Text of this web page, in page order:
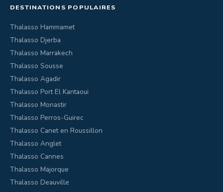
DESTINATIONS POPULAIRES
Thalasso Hammamet
Thalasso Djerba
Thalasso Marrakech
Thalasso Sousse
Thalasso Agadir
Thalasso Port El Kantaoui
Thalasso Monastir
Thalasso Perros-Guirec
Thalasso Canet en Roussillon
Thalasso Anglet
Thalasso Cannes
Thalasso Majorque
Thalasso Deauville